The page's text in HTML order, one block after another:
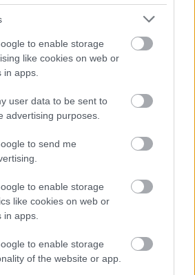
to enable storage
like cookies on web or
apps.
user data to be sent to
advertising purposes.
to send me
to enable storage
like cookies on web or
apps.
to enable storage
of the website or app.
NÉZNI AZZAL, AKIVÉ
VOLNA?